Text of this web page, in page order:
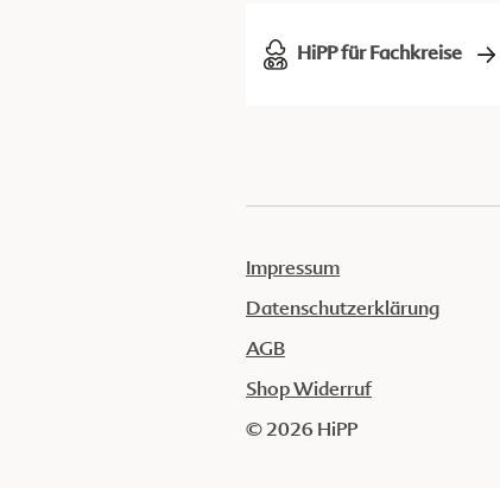
HiPP für Fachkreise
Impressum
Datenschutzerklärung
AGB
Shop Widerruf
© 2026 HiPP